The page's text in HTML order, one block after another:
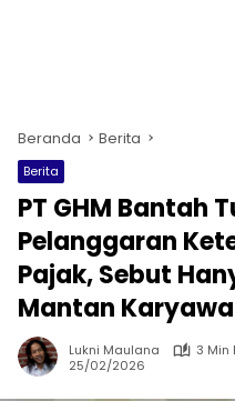
Beranda Berita
Berita
PT GHM Bantah
Pelanggaran
Pajak, Sebut
Mantan
Lukni Maulana
3 Min
25/02/2026